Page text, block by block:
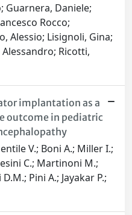
Guarnera, Daniele;
Rocco;
Alessio; Lisignoli, Gina;
Ricotti,
implantation as a
outcome in pediatric
V.; Boni A.; Miller I.;
C.; Martinoni M.;
Pini A.; Jayakar P.;